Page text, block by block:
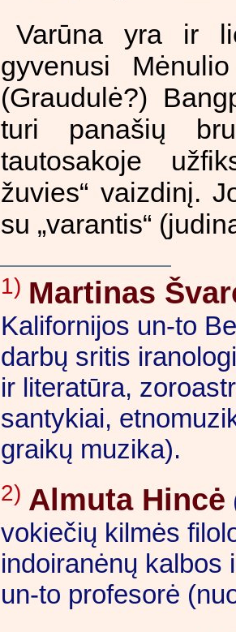
Varūna yra ir
gyvenusi
(Graudulė?)
turi panašių
tautosakoje
žuvies“ vaizdinį.
su „varantis“
1) Martinas
Kalifornijos un-to
darbų sritis
ir literatūra,
santykiai,
graikų muzika).
2) Almuta Hincė
vokiečių kilmės
indoiranėnų kalbos
un-to profesorė